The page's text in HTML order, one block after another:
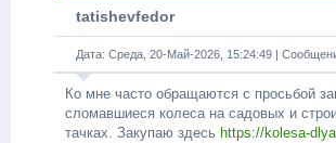
tatishevfedor
Дата: Среда, 20-Май-2026, 15:24:49 |
Ко мне часто обращаются с просьбой
сломавшиеся колеса на садовых и
тачках. Закупаю здесь https://kolesa-